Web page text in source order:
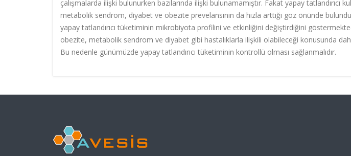
çalışmalarda ilişki bulunurken bazılarında ilişki bulunamamıştır. Fakat yapay tatlandırıcı
metabolik sendrom, diyabet ve obezite prevelansının da hızla arttığı göz önünde
yapay tatlandırıcı tüketiminin mikrobiyota profilini ve etkinliğini değiştirdiğini
obezite, metabolik sendrom ve diyabet gibi hastalıklarla ilişkili olabileceği konusunda
Bu nedenle günümüzde yapay tatlandırıcı tüketiminin kontrollü olması sağlanmalıdır.